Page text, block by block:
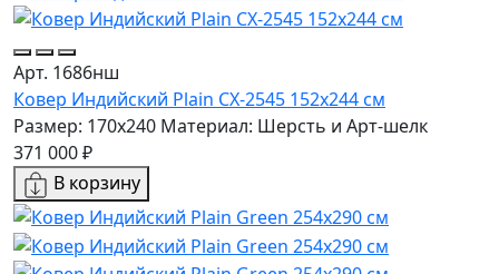
Арт. 1686нш
Ковер Индийский Plain CX-2545 152x244 см
Размер: 170x240 Материал: Шерсть и Арт-шелк
371 000 ₽
В корзину